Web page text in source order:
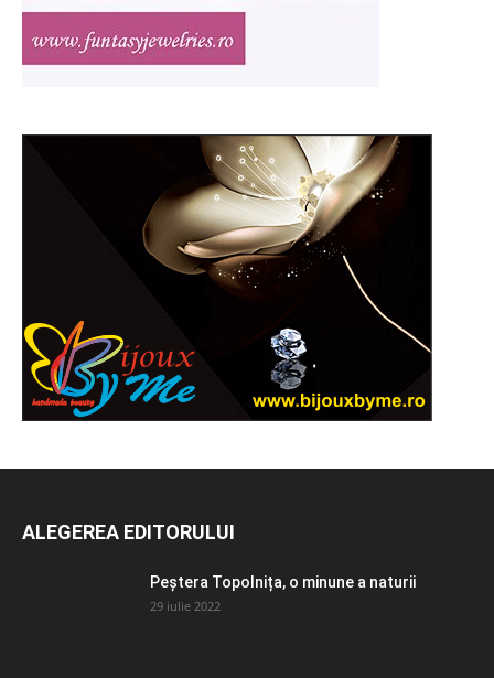
ALEGEREA EDITORULUI
Peștera Topolnița, o minune a naturii
29 iulie 2022